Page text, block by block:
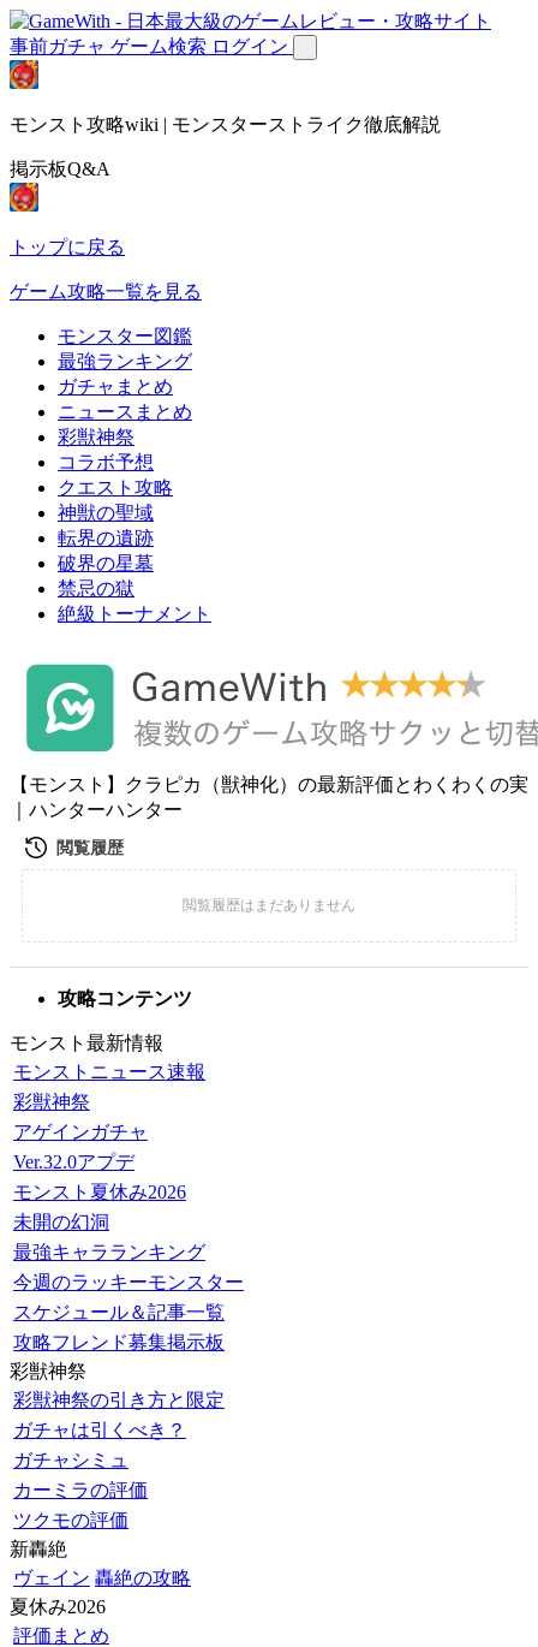
事前ガチャ ゲーム検索 ログイン
モンスト攻略wiki | モンスターストライク徹底解説
掲示板Q&A
トップに戻る
ゲーム攻略一覧を見る
モンスター図鑑
最強ランキング
ガチャまとめ
ニュースまとめ
彩獣神祭
コラボ予想
クエスト攻略
神獣の聖域
転界の遺跡
破界の星墓
禁忌の獄
絶級トーナメント
【モンスト】クラピカ（獣神化）の最新評価とわくわくの実
｜ハンターハンター
攻略コンテンツ
モンスト最新情報
モンストニュース速報
彩獣神祭
アゲインガチャ
Ver.32.0アプデ
モンスト夏休み2026
未開の幻洞
最強キャラランキング
今週のラッキーモンスター
スケジュール＆記事一覧
攻略フレンド募集掲示板
彩獣神祭
彩獣神祭の引き方と限定
ガチャは引くべき？
ガチャシミュ
カーミラの評価
ツクモの評価
新轟絶
ヴェイン 轟絶の攻略
夏休み2026
評価まとめ